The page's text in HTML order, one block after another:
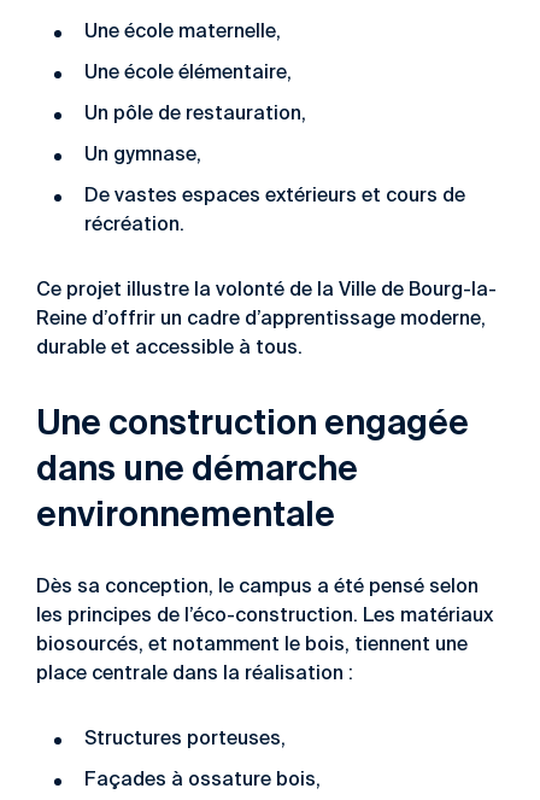
Une école maternelle,
Une école élémentaire,
Un pôle de restauration,
Un gymnase,
De vastes espaces extérieurs et cours de
récréation.
Ce projet illustre la volonté de la Ville de Bourg-la-
Reine d’offrir un cadre d’apprentissage moderne,
durable et accessible à tous.
Une construction engagée
dans une démarche
environnementale
Dès sa conception, le campus a été pensé selon
les principes de l’éco-construction. Les matériaux
biosourcés, et notamment le bois, tiennent une
place centrale dans la réalisation :
Structures porteuses,
Façades à ossature bois,